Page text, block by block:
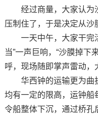
经过商量，大家认为
压制住了，于是决定从沙
一天中午，大家干完活
当”一声巨响，“沙膜掉下
呼，现场随即掌声雷动，
华西钟的运输更为曲
均有一定的限高，运钟船
令船整体下沉，通过桥孔